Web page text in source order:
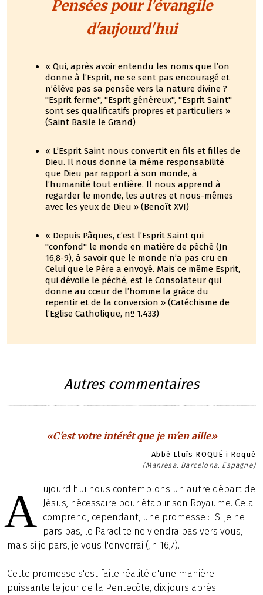
Pensées pour l'évangile
d'aujourd'hui
« Qui, après avoir entendu les noms que l’on
donne à l’Esprit, ne se sent pas encouragé et
n’élève pas sa pensée vers la nature divine ?
"Esprit ferme", "Esprit généreux", "Esprit Saint"
sont ses qualificatifs propres et particuliers »
(Saint Basile le Grand)
« L’Esprit Saint nous convertit en fils et filles de
Dieu. Il nous donne la même responsabilité
que Dieu par rapport à son monde, à
l’humanité tout entière. Il nous apprend à
regarder le monde, les autres et nous-mêmes
avec les yeux de Dieu » (Benoît XVI)
« Depuis Pâques, c’est l’Esprit Saint qui
"confond" le monde en matière de péché (Jn
16,8-9), à savoir que le monde n’a pas cru en
Celui que le Père a envoyé. Mais ce même Esprit,
qui dévoile le péché, est le Consolateur qui
donne au cœur de l’homme la grâce du
repentir et de la conversion » (Catéchisme de
l’Eglise Catholique, nº 1.433)
Autres commentaires
«C'est votre intérêt que je m'en aille»
Abbé Lluís ROQUÉ i Roqué
(Manresa, Barcelona, Espagne)
A
ujourd'hui nous contemplons un autre départ de
Jésus, nécessaire pour établir son Royaume. Cela
comprend, cependant, une promesse : "Si je ne
pars pas, le Paraclite ne viendra pas vers vous,
mais si je pars, je vous l'enverrai (Jn 16,7).
Cette promesse s'est faite réalité d'une manière
puissante le jour de la Pentecôte, dix jours après